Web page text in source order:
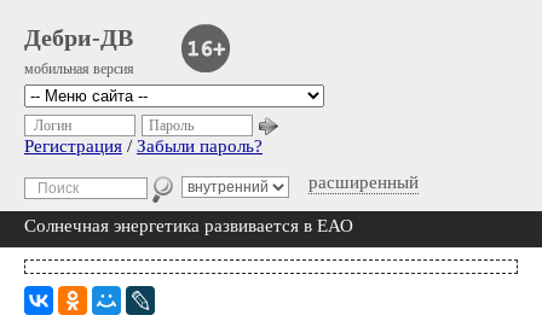
Дебри-ДВ
мобильная версия
расширенный
Логин Пароль
Регистрация / Забыли пароль?
Солнечная энергетика развивается в ЕАО